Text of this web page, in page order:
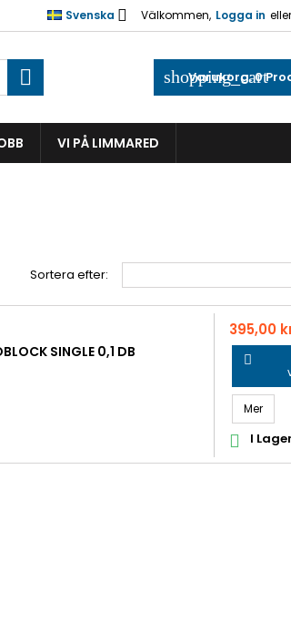
Välkommen, Logga in eller
Svenska 
shopping_cart
Varukorg:0

VI PÅ LIMMARED
Sortera efter:
SINGLE 0,1 DB
Pris
395,00

Mer
 I